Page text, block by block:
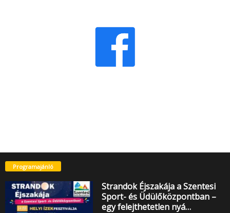
Programajánló
Strandok Éjszakája a Szentesi
Sport- és Üdülőközpontban –
egy felejthetetlen nyá…